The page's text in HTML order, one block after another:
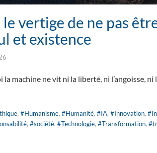
le vertige de ne pas
et existence
machine ne vit ni la liberté, ni l’angoisse, ni
, #Humanisme, #Humanité, #IA, #Innovation,
, #société, #Technologie, #Transformation,